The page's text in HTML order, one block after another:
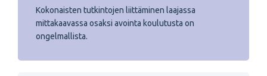
Kokonaisten tutkintojen liittäminen laajassa
mittakaavassa osaksi avointa koulutusta on
ongelmallista.